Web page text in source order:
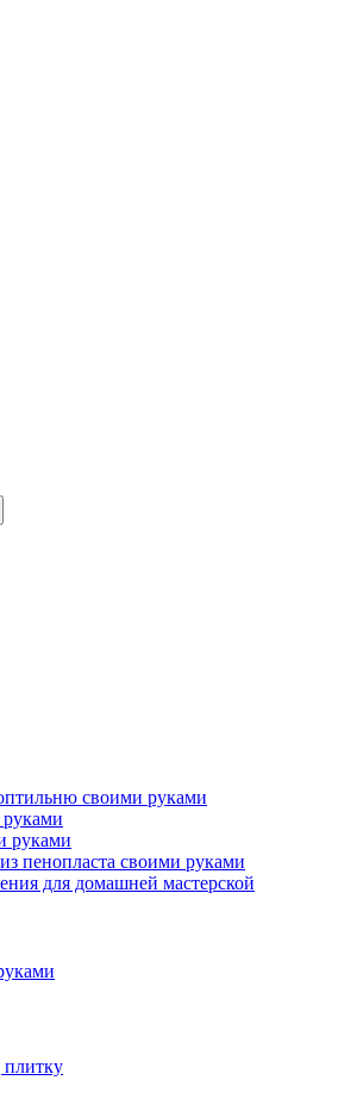
своими руками
руками
пенопласта своими руками
для домашней мастерской
плитку